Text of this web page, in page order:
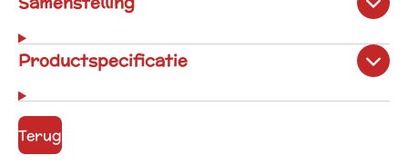
Productspecificatie
Terug